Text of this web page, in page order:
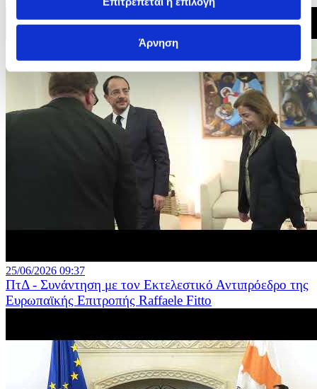
Άρνηση
25/06/2026 09:37
ΠτΔ - Συνάντηση με τον Εκτελεστικό Αντιπρόεδρο της
Ευρωπαϊκής Επιτροπής Raffaele Fitto